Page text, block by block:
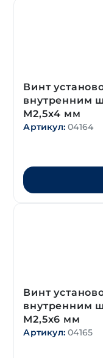
Винт
внутренним
М2,5х4 мм
Артикул: 04164
Винт
внутренним
М2,5х6 мм
Артикул: 04165